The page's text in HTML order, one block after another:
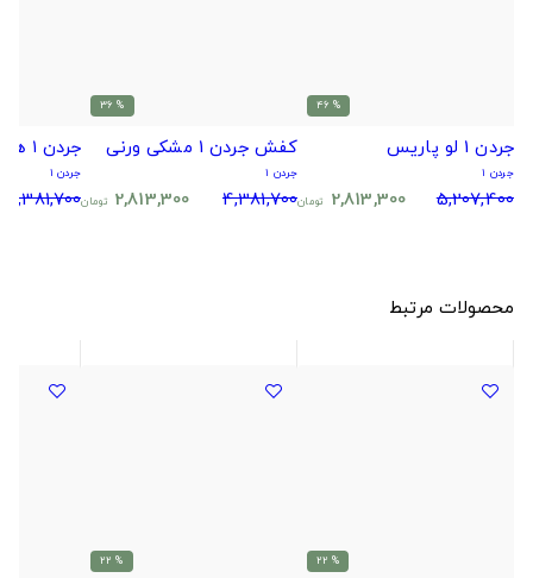
% 46
جردن 1 لو پاریس
جردن ۱
5,207,400
2,813,300 تومان
% 36
کفش جردن 1 مشکی ورنی
جردن ۱
4,381,700
2,813,300 تومان
جردن ۱ هایپر رویال
جردن ۱
4,381,700
محصولات مرتبط
% 22
% 22